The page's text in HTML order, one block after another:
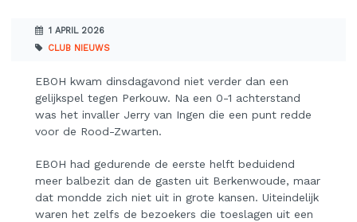
1 APRIL 2026
CLUB NIEUWS
EBOH kwam dinsdagavond niet verder dan een
gelijkspel tegen Perkouw. Na een 0-1 achterstand
was het invaller Jerry van Ingen die een punt redde
voor de Rood-Zwarten.
EBOH had gedurende de eerste helft beduidend
meer balbezit dan de gasten uit Berkenwoude, maar
dat mondde zich niet uit in grote kansen. Uiteindelijk
waren het zelfs de bezoekers die toeslagen uit een